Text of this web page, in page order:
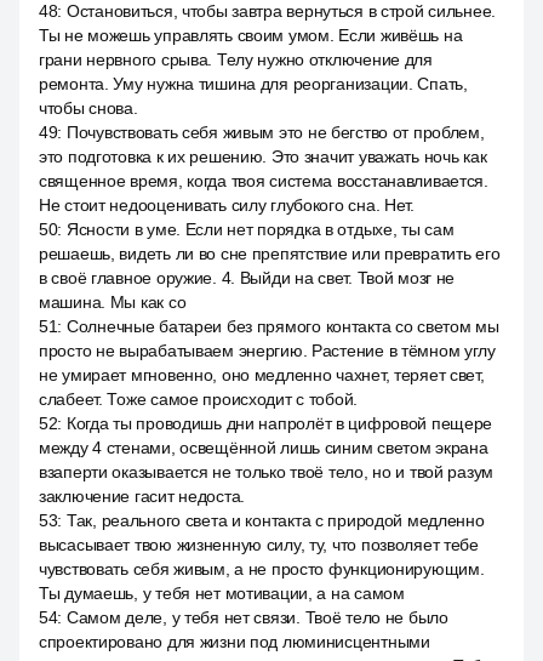
48: Остановиться, чтобы завтра вернуться в строй сильнее.
Ты не можешь управлять своим умом. Если живёшь на
грани нервного срыва. Телу нужно отключение для
ремонта. Уму нужна тишина для реорганизации. Спать,
чтобы снова.
49: Почувствовать себя живым это не бегство от проблем,
это подготовка к их решению. Это значит уважать ночь как
священное время, когда твоя система восстанавливается.
Не стоит недооценивать силу глубокого сна. Нет.
50: Ясности в уме. Если нет порядка в отдыхе, ты сам
решаешь, видеть ли во сне препятствие или превратить его
в своё главное оружие. 4. Выйди на свет. Твой мозг не
машина. Мы как со
51: Солнечные батареи без прямого контакта со светом мы
просто не вырабатываем энергию. Растение в тёмном углу
не умирает мгновенно, оно медленно чахнет, теряет свет,
слабеет. Тоже самое происходит с тобой.
52: Когда ты проводишь дни напролёт в цифровой пещере
между 4 стенами, освещённой лишь синим светом экрана
взаперти оказывается не только твоё тело, но и твой разум
заключение гасит недоста.
53: Так, реального света и контакта с природой медленно
высасывает твою жизненную силу, ту, что позволяет тебе
чувствовать себя живым, а не просто функционирующим.
Ты думаешь, у тебя нет мотивации, а на самом
54: Самом деле, у тебя нет связи. Твоё тело не было
спроектировано для жизни под люминисцентными